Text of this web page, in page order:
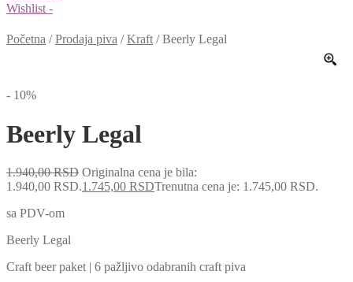
Wishlist -
Početna /Prodaja piva /Kraft /Beerly Legal
- 10%
Beerly Legal
1.940,00RSD Originalna cena je bila:
1.940,00 RSD.1.745,00 RSDTrenutna cena je: 1.745,00 RSD.
sa PDV-om
Beerly Legal
Craft beer paket | 6 pažljivo odabranih craft piva